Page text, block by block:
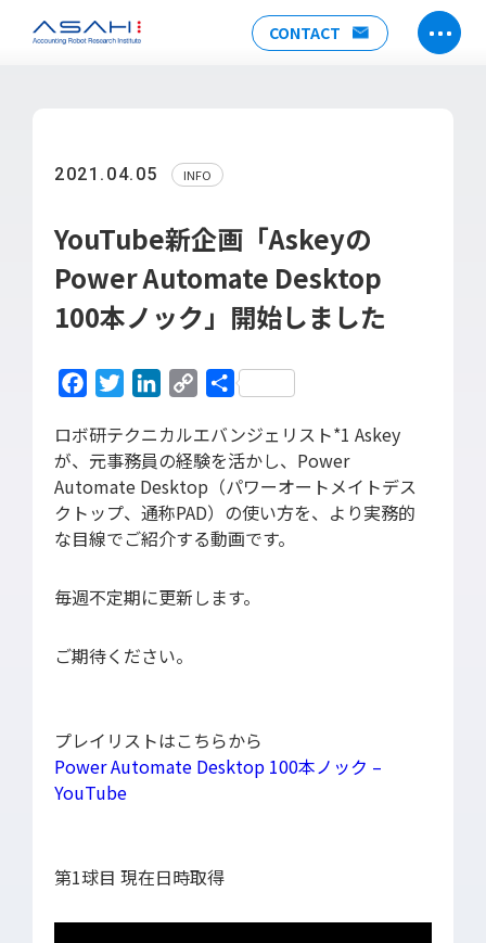
CONTACT
ヒストリー
アクセス
会社情報
SERVICE
DX推進支援
Power Automate推進支援
勉強会
運用・開発サポート
導入支援
開発保守代行
導入・推進支援
NEWS
RECRUIT
2021.04.05 INFO
YouTube新企画「Askeyの
Power Automate Desktop
100本ノック」開始しました
FacebookTwitterLinkedIn
Copy共
ロボ研テクニカルエバンジェリスト*1 Askey
が、元事務員の経験を活かし、Power
Automate Desktop（パワーオートメイトデス
クトップ、通称PAD）の使い方を、より実務的
な目線でご紹介する動画です。
毎週不定期に更新します。
ご期待ください。
プレイリストはこちらから
Power Automate Desktop 100本ノック –
YouTube
第1球目 現在日時取得